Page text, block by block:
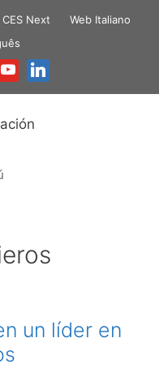
Next
Web Italiano
un líder en